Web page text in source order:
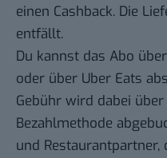
einen Cashback. Die
entfällt.
Du kannst das Abo
oder über Uber Eats
Gebühr wird dabei
Bezahlmethode
und Restaurantpartner,